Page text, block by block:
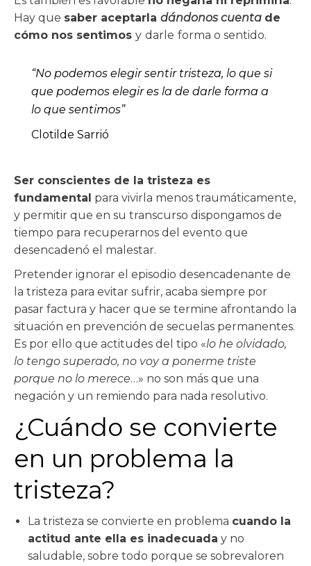
Hay que saber aceptarla dándonos cuenta de
cómo nos sentimos y darle forma o sentido.
“No podemos elegir sentir tristeza, lo que si
que podemos elegir es la de darle forma a
lo que sentimos”
Clotilde Sarrió
Ser conscientes de la tristeza es
fundamental para vivirla menos traumáticamente,
y permitir que en su transcurso dispongamos de
tiempo para recuperarnos del evento que
desencadenó el malestar.
Pretender ignorar el episodio desencadenante de
la tristeza para evitar sufrir, acaba siempre por
pasar factura y hacer que se termine afrontando la
situación en prevención de secuelas permanentes.
Es por ello que actitudes del tipo «lo he olvidado,
lo tengo superado, no voy a ponerme triste
porque no lo merece…» no son más que una
negación y un remiendo para nada resolutivo.
¿Cuándo se convierte
en un problema la
tristeza?
La tristeza se convierte en problema cuando la
actitud ante ella es inadecuada y no
saludable, sobre todo porque se sobrevaloren